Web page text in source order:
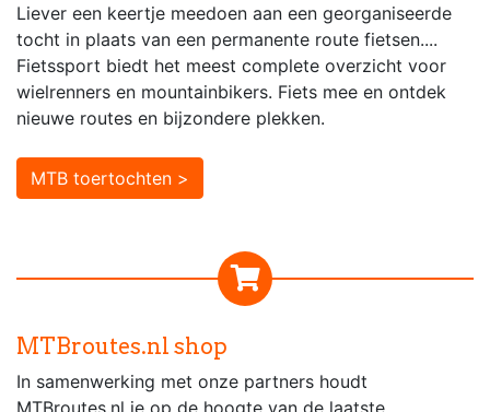
Liever een keertje meedoen aan een georganiseerde
tocht in plaats van een permanente route fietsen....
Fietssport biedt het meest complete overzicht voor
wielrenners en mountainbikers. Fiets mee en ontdek
nieuwe routes en bijzondere plekken.
MTB toertochten >
MTBroutes.nl shop
In samenwerking met onze partners houdt
MTBroutes.nl je op de hoogte van de laatste